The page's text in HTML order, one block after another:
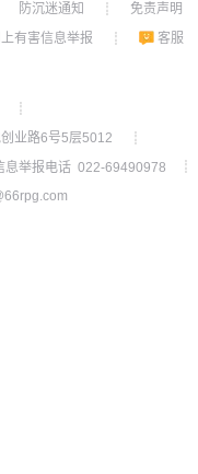
防沉迷通知 ┊
免责声明
上有害信息举报 ┊
客服
┊
业路6号5层5012
┊
息举报电话 022-69490978
┊